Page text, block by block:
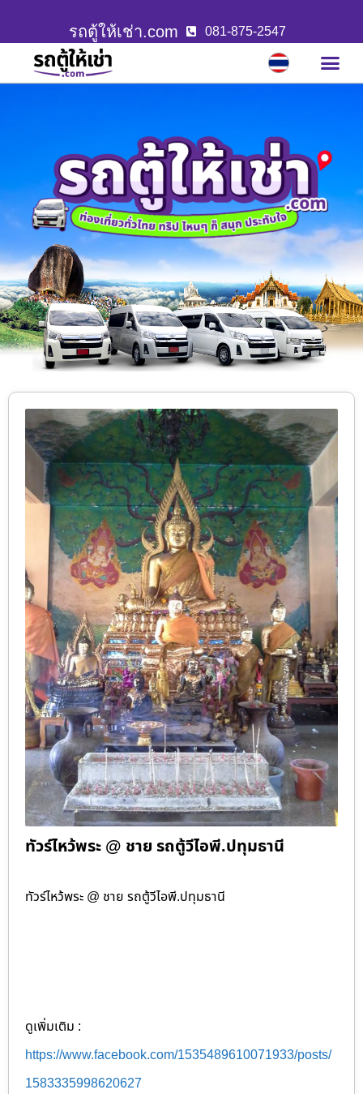
รถตู้ให้เช่า.com 081-875-2547
ทัวร์ไหว้พระ @ ชาย รถตู้วีไอพี.ปทุมธานี
ทัวร์ไหว้พระ @ ชาย รถตู้วีไอพี.ปทุมธานี
ดูเพิ่มเติม :
https://www.facebook.com/1535489610071933/posts/
1583335998620627